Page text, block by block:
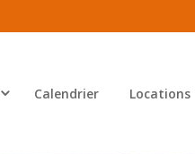
Calendrier Locations